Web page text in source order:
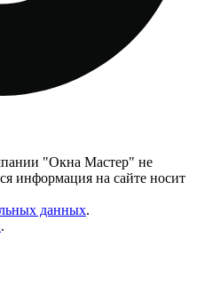
"Окна Мастер" не
информация на сайте носит
данных.
.